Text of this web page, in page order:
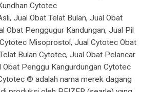
Cytotec
Jual Obat Telat Bulan, Jual Obat
Obat Penggugur Kandungan, Jual Pil
Misoprostol, Jual Cytotec Obat
Bulan Cytotec, Jual Obat Pelancar
Obat Penggu Kangurdungan Cytotec
® adalah nama merek dagang